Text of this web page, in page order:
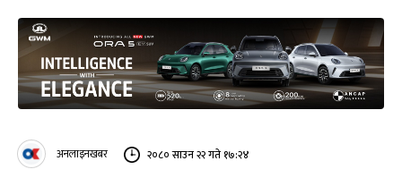
अनलाइनखबर २०८० साउन २२ गते १७:२४